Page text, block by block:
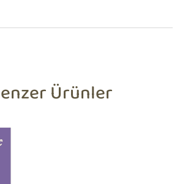
Ürünler